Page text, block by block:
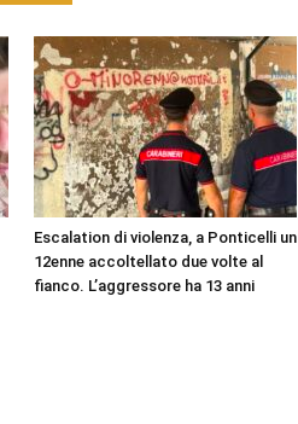
Escalation di violenza, a Ponticelli un
12enne accoltellato due volte al
fianco. L’aggressore ha 13 anni